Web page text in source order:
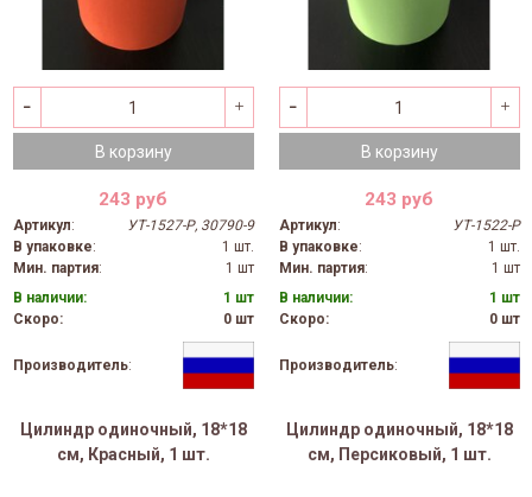
В корзину
243 руб
Артикул:
УТ-1527-Р, 30790-9
В упаковке:
1 шт.
Мин. партия:
1 шт
В наличии:
1 шт
Скоро:
0 шт
Производитель:
В корзину
243 руб
Артикул:
УТ-1522-Р
В упаковке:
1 шт.
Мин. партия:
1 шт
В наличии:
1 шт
Скоро:
0 шт
Производитель:
Цилиндр одиночный, 18*18
см, Красный, 1 шт.
Цилиндр одиночный, 18*18
см, Персиковый, 1 шт.